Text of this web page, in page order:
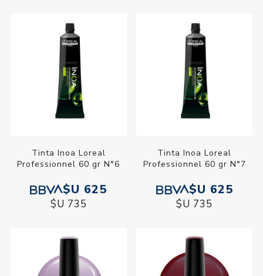
Tinta Inoa Loreal
Professionnel 60 gr N°6
$U 625
$U 735
Tinta Inoa Loreal
Professionnel 60 gr N°7
$U 625
$U 735